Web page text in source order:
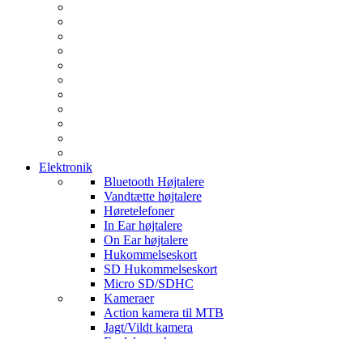
Elektronik
Bluetooth Højtalere
Vandtætte højtalere
Høretelefoner
In Ear højtalere
On Ear højtalere
Hukommelseskort
SD Hukommelseskort
Micro SD/SDHC
Kameraer
Action kamera til MTB
Jagt/Vildt kamera